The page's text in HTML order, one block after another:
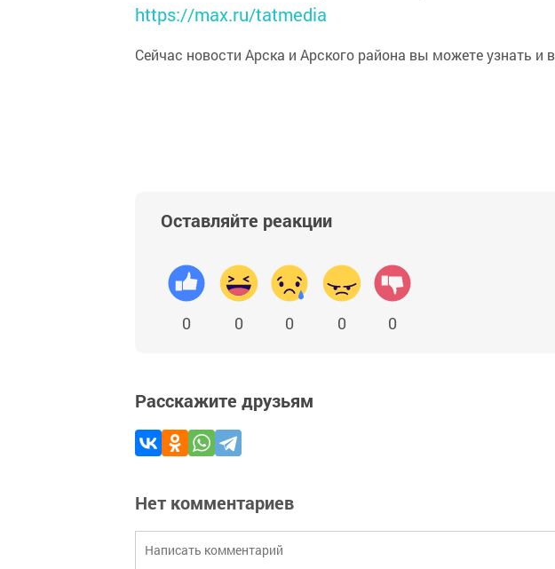
https://max.ru/tatmedia
Сейчас новости Арска и Арского района вы можете узнать и
Оставляйте реакции
0 0 0 0 0
Расскажите друзьям
Нет комментариев